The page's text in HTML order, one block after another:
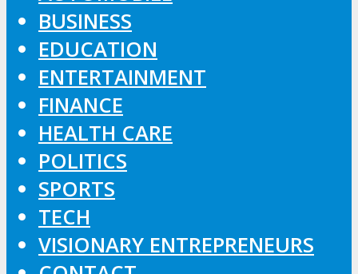
BUSINESS
EDUCATION
ENTERTAINMENT
FINANCE
HEALTH CARE
POLITICS
SPORTS
TECH
VISIONARY ENTREPRENEURS